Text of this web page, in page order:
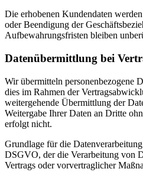
Die erhobenen Kundendaten
oder Beendigung der
Aufbewahrungsfristen bleiben
Datenübermittlung bei
Wir übermitteln personenbezogene
dies im Rahmen der
weitergehende Übermittlung der
Weitergabe Ihrer Daten an Dritte
erfolgt nicht.
Grundlage für die
DSGVO, der die Verarbeitung von
Vertrags oder vorvertraglicher